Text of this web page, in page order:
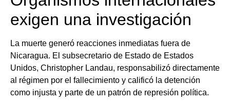
exigen una investigación
La muerte generó reacciones inmediatas fuera de
Nicaragua. El subsecretario de Estado de Estados
Unidos, Christopher Landau, responsabilizó directamente
al régimen por el fallecimiento y calificó la detención
como injusta y parte de un patrón de represión política.